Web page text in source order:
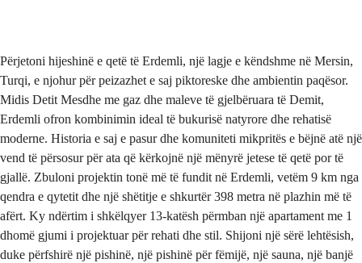
Përjetoni hijeshinë e qetë të Erdemli, një lagje e këndshme në Mersin,
Turqi, e njohur për peizazhet e saj piktoreske dhe ambientin paqësor.
Midis Detit Mesdhe me gaz dhe maleve të gjelbëruara të Demit,
Erdemli ofron kombinimin ideal të bukurisë natyrore dhe rehatisë
moderne. Historia e saj e pasur dhe komuniteti mikpritës e bëjnë atë një
vend të përsosur për ata që kërkojnë një mënyrë jetese të qetë por të
gjallë. Zbuloni projektin tonë më të fundit në Erdemli, vetëm 9 km nga
qendra e qytetit dhe një shëtitje e shkurtër 398 metra në plazhin më të
afërt. Ky ndërtim i shkëlqyer 13-katësh përmban një apartament me 1
dhomë gjumi i projektuar për rehati dhe stil. Shijoni një sërë lehtësish,
duke përfshirë një pishinë, një pishinë për fëmijë, një sauna, një banjë